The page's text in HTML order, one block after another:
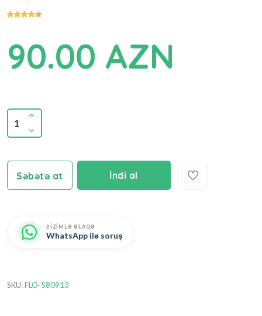
90.00 AZN
Səbətə at İndi al
BİZİMLƏ ƏLAQƏ
WhatsApp ilə soruş
SKU:FLO-580913